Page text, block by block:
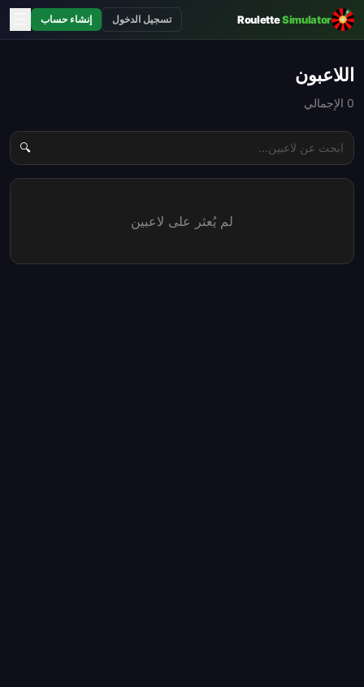
RouletteSimulator تسجيل الدخول إنشاء حساب
اللاعبون
0 الإجمالي
🔍
لم يُعثر على لاعبين